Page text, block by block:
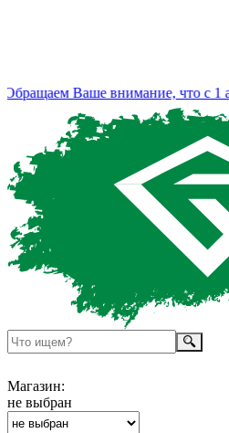
Ваше внимание, что с 1
Магазин:
не выбран